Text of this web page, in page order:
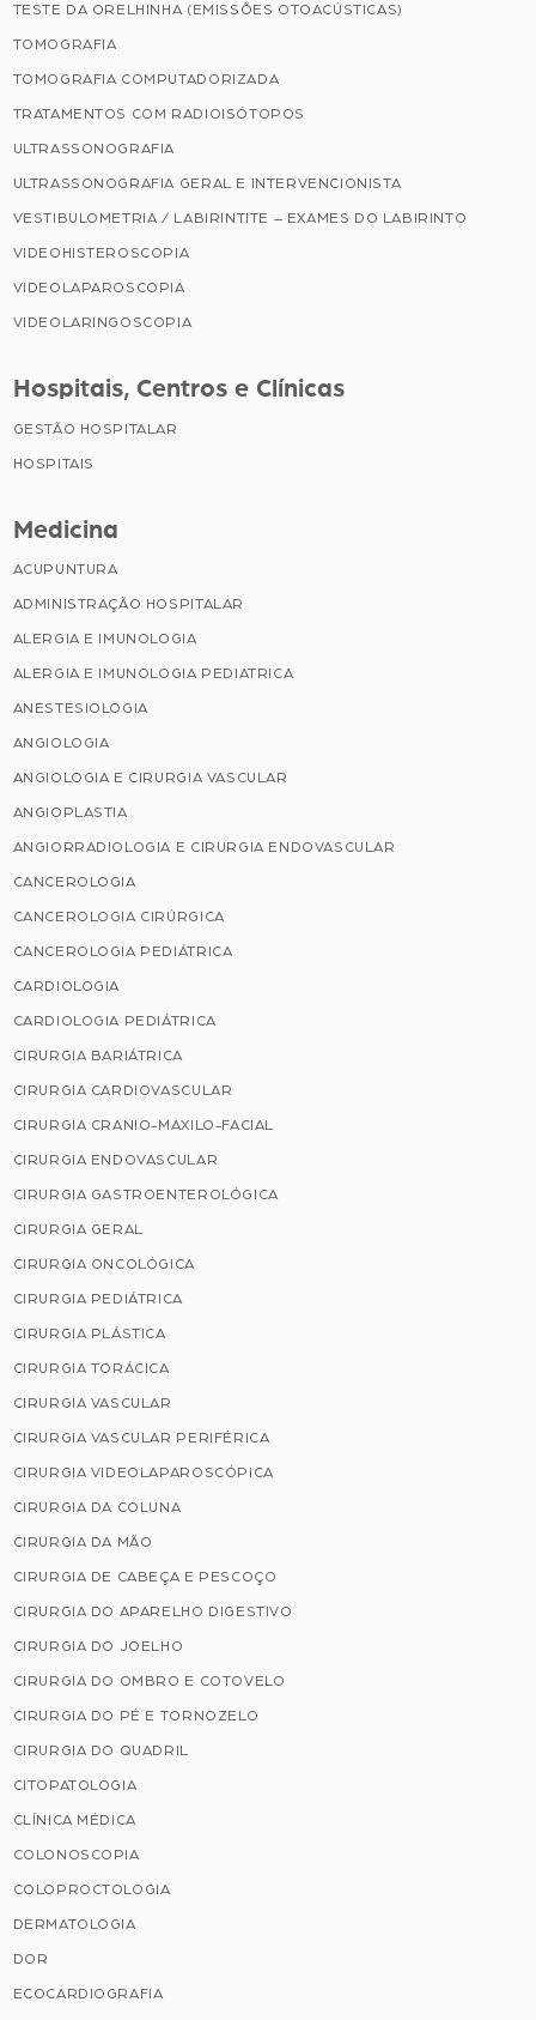
TESTE DA ORELHINHA (EMISSÕES OTOACÚSTICAS)
TOMOGRAFIA
TOMOGRAFIA COMPUTADORIZADA
TRATAMENTOS COM RADIOISÓTOPOS
ULTRASSONOGRAFIA
ULTRASSONOGRAFIA GERAL E INTERVENCIONISTA
VESTIBULOMETRIA / LABIRINTITE – EXAMES DO LABIRINTO
VIDEOHISTEROSCOPIA
VIDEOLAPAROSCOPIA
VIDEOLARINGOSCOPIA
Hospitais, Centros e Clínicas
GESTÃO HOSPITALAR
HOSPITAIS
Medicina
ACUPUNTURA
ADMINISTRAÇÃO HOSPITALAR
ALERGIA E IMUNOLOGIA
ALERGIA E IMUNOLOGIA PEDIATRICA
ANESTESIOLOGIA
ANGIOLOGIA
ANGIOLOGIA E CIRURGIA VASCULAR
ANGIOPLASTIA
ANGIORRADIOLOGIA E CIRURGIA ENDOVASCULAR
CANCEROLOGIA
CANCEROLOGIA CIRÚRGICA
CANCEROLOGIA PEDIÁTRICA
CARDIOLOGIA
CARDIOLOGIA PEDIÁTRICA
CIRURGIA BARIÁTRICA
CIRURGIA CARDIOVASCULAR
CIRURGIA CRANIO-MAXILO-FACIAL
CIRURGIA ENDOVASCULAR
CIRURGIA GASTROENTEROLÓGICA
CIRURGIA GERAL
CIRURGIA ONCOLÓGICA
CIRURGIA PEDIÁTRICA
CIRURGIA PLÁSTICA
CIRURGIA TORÁCICA
CIRURGIA VASCULAR
CIRURGIA VASCULAR PERIFÉRICA
CIRURGIA VIDEOLAPAROSCÓPICA
CIRURGIA DA COLUNA
CIRURGIA DA MÃO
CIRURGIA DE CABEÇA E PESCOÇO
CIRURGIA DO APARELHO DIGESTIVO
CIRURGIA DO JOELHO
CIRURGIA DO OMBRO E COTOVELO
CIRURGIA DO PÉ E TORNOZELO
CIRURGIA DO QUADRIL
CITOPATOLOGIA
CLÍNICA MÉDICA
COLONOSCOPIA
COLOPROCTOLOGIA
DERMATOLOGIA
DOR
ECOCARDIOGRAFIA